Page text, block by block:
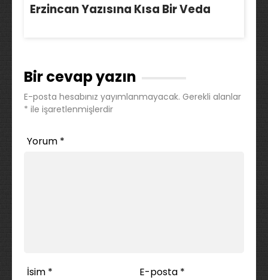
Erzincan Yazısına Kısa Bir Veda
Bir cevap yazın
E-posta hesabınız yayımlanmayacak. Gerekli alanlar
* ile işaretlenmişlerdir
Yorum *
İsim * E-posta *